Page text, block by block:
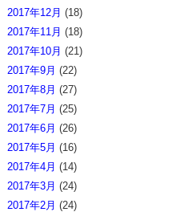
2017年12月 (18)
2017年11月 (18)
2017年10月 (21)
2017年9月 (22)
2017年8月 (27)
2017年7月 (25)
2017年6月 (26)
2017年5月 (16)
2017年4月 (14)
2017年3月 (24)
2017年2月 (24)